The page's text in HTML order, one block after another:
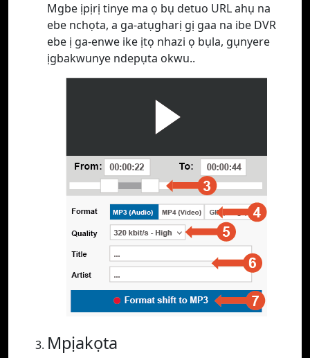
Mgbe ịpịrị tinye ma ọ bụ detuo URL ahụ na
ebe nchọta, a ga-atụgharị gị gaa na ibe DVR
ebe ị ga-enwe ike ịtọ nhazi ọ bụla, gụnyere
ịgbakwunye ndepụta okwu..
Mpịakọta